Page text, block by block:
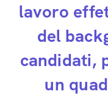
lavoro
del
candidati,
un